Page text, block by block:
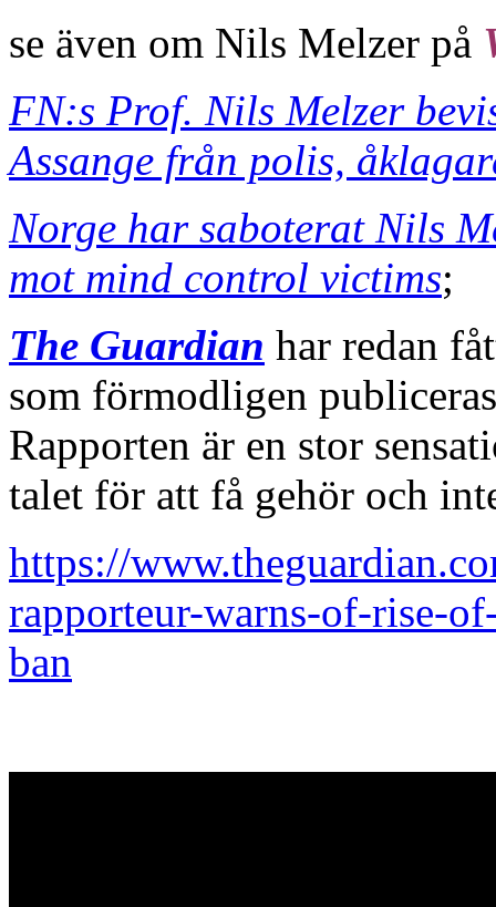
se även om Nils Melzer på
FN:s Prof. Nils Melzer
Assange från polis,
Norge har saboterat Nils
mot mind control victims;
The Guardian har redan
som förmodligen
Rapporten är en stor
talet för att få gehör och
https://
rapporteur-warns-of-rise-
ban